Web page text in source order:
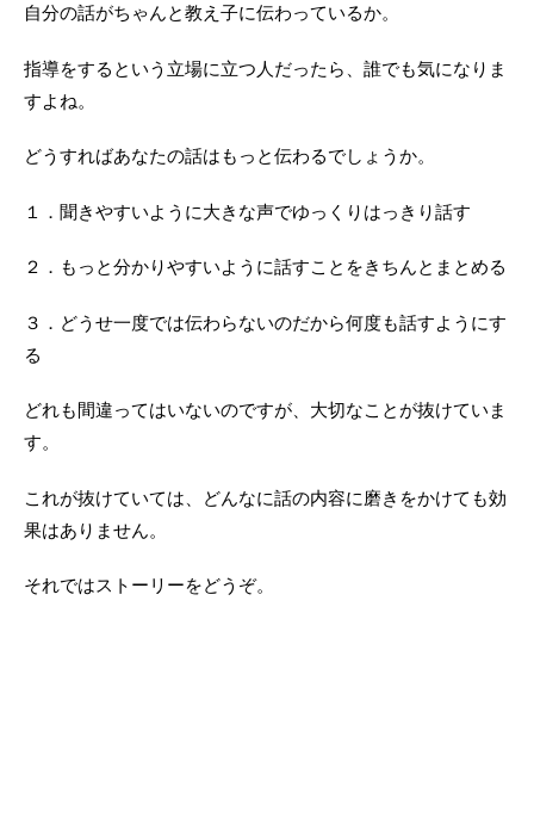
自分の話がちゃんと教え子に伝わっているか。
指導をするという立場に立つ人だったら、誰でも気になりま
すよね。
どうすればあなたの話はもっと伝わるでしょうか。
１．聞きやすいように大きな声でゆっくりはっきり話す
２．もっと分かりやすいように話すことをきちんとまとめる
３．どうせ一度では伝わらないのだから何度も話すようにす
る
どれも間違ってはいないのですが、大切なことが抜けていま
す。
これが抜けていては、どんなに話の内容に磨きをかけても効
果はありません。
それではストーリーをどうぞ。